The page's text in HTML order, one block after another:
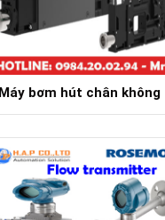
Máy bơm hút chân không
Chi tiết